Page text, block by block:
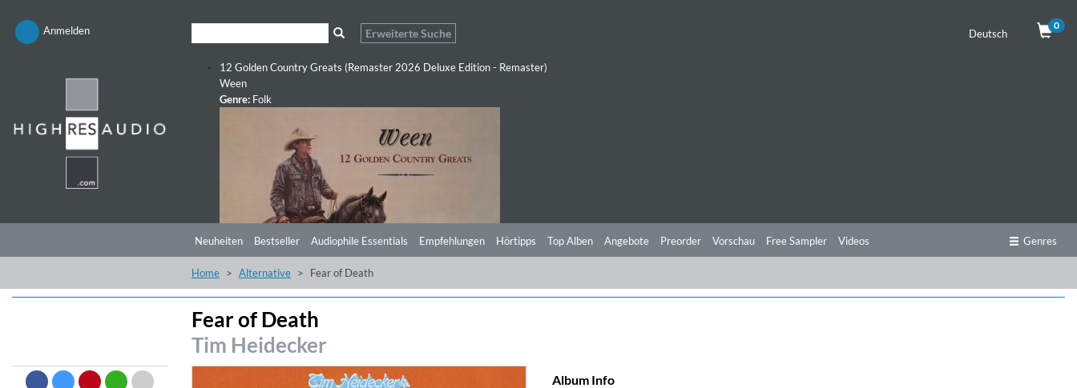
Anmelden Erweiterte Suche Deutsch
0
12 Golden Country Greats (Remaster 2026 Deluxe Edition - Remaster)
Ween
Genre: Folk
Neuheiten Bestseller Audiophile Essentials Empfehlungen Hörtipps Top Alben Angebote Preorder Vorschau Free Sampler Videos Genres
Home Alternative Fear of Death
Fear of Death
Tim Heidecker
Album Info